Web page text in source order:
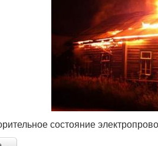
состояние